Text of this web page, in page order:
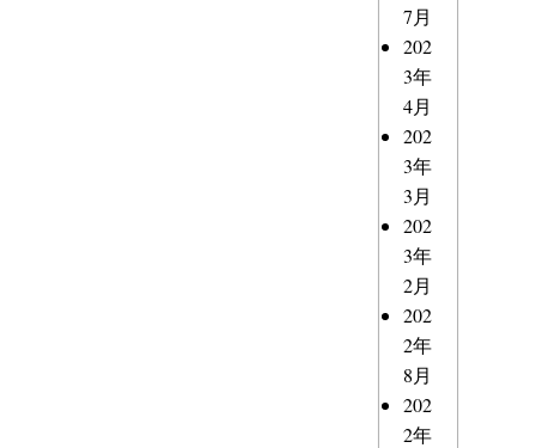
7月
202
3年
4月
202
3年
3月
202
3年
2月
202
2年
8月
202
2年